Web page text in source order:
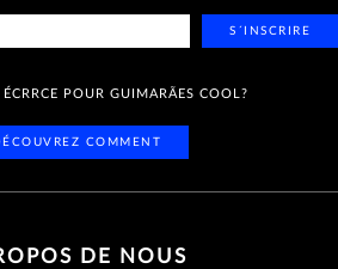
S´INSCRIRE
POUR GUIMARÃES COOL?
COMMENT
DE NOUS